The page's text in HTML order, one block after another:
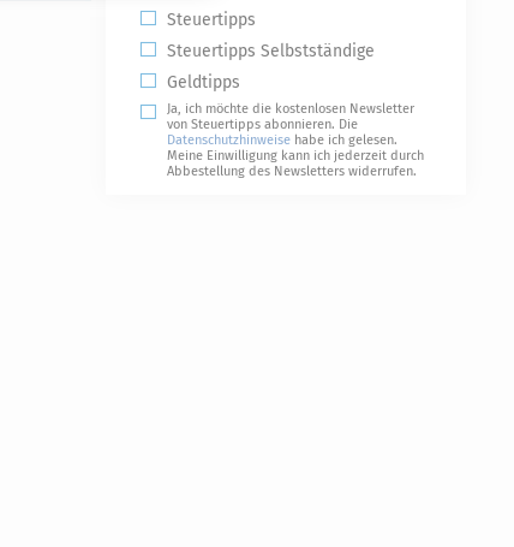
Steuertipps
Steuertipps Selbstständige
Geldtipps
Ja, ich möchte die kostenlosen Newsletter
von Steuertipps abonnieren. Die
Datenschutzhinweise habe ich gelesen.
Meine Einwilligung kann ich jederzeit durch
Abbestellung des Newsletters widerrufen.